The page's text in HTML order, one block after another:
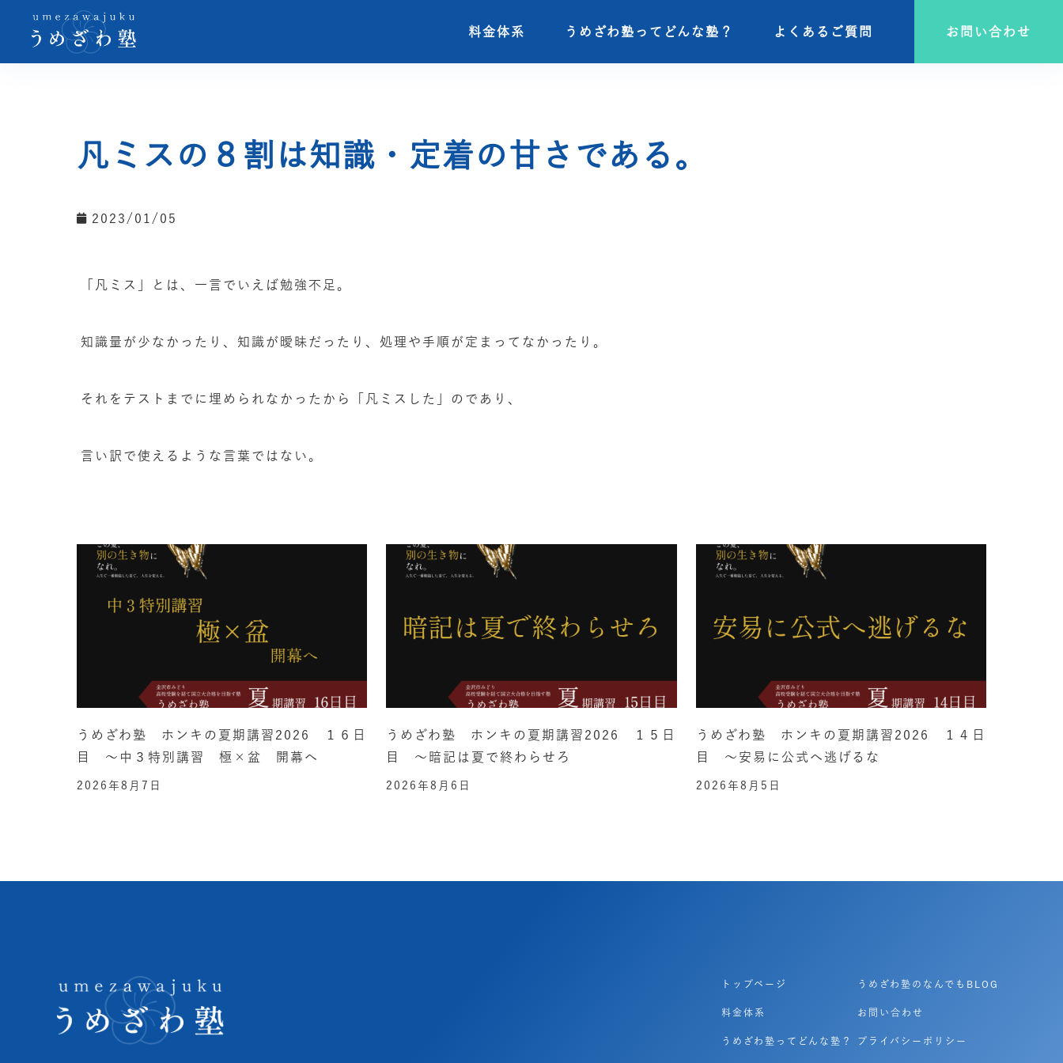
料金体系 うめざわ塾ってどんな塾？ よくあるご質問 お問い合わせ
料金体系 うめざわ塾ってどんな塾？ よくあるご質問 お問い合わせ
凡ミスの８割は知識・定着の甘さである。
2023/01/05
「凡ミス」とは、一言でいえば勉強不足。
知識量が少なかったり、知識が曖昧だったり、処理や手順が定まってなかったり。
それをテストまでに埋められなかったから「凡ミスした」のであり、
言い訳で使えるような言葉ではない。
うめざわ塾 ホンキの夏期講習2026 １６日
目 ～中３特別講習 極×盆 開幕へ
2026年8月7日
うめざわ塾 ホンキの夏期講習2026 １５日
目 ～暗記は夏で終わらせろ
2026年8月6日
うめざわ塾 ホンキの夏期講習2026 １４日
目 ～安易に公式へ逃げるな
2026年8月5日
トップページ
料金体系
うめざわ塾ってどんな塾？
うめざわ塾のなんでもBLOG
お問い合わせ
プライバシーポリシー